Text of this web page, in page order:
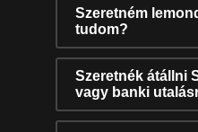
Szeretném
tudom?
Szeretnék átállni
vagy banki